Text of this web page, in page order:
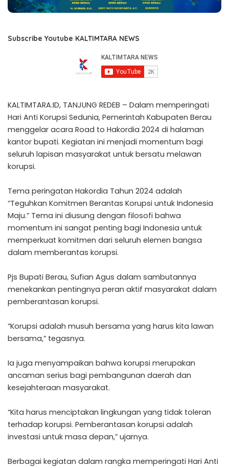
Subscribe Youtube KALTIMTARA NEWS
KALTIMTARA.ID, TANJUNG REDEB – Dalam memperingati
Hari Anti Korupsi Sedunia, Pemerintah Kabupaten Berau
menggelar acara Road to Hakordia 2024 di halaman
kantor bupati. Kegiatan ini menjadi momentum bagi
seluruh lapisan masyarakat untuk bersatu melawan
korupsi.
Tema peringatan Hakordia Tahun 2024 adalah
“Teguhkan Komitmen Berantas Korupsi untuk Indonesia
Maju.” Tema ini diusung dengan filosofi bahwa
momentum ini sangat penting bagi Indonesia untuk
memperkuat komitmen dari seluruh elemen bangsa
dalam memberantas korupsi.
Pjs Bupati Berau, Sufian Agus dalam sambutannya
menekankan pentingnya peran aktif masyarakat dalam
pemberantasan korupsi.
“Korupsi adalah musuh bersama yang harus kita lawan
bersama,” tegasnya.
Ia juga menyampaikan bahwa korupsi merupakan
ancaman serius bagi pembangunan daerah dan
kesejahteraan masyarakat.
“Kita harus menciptakan lingkungan yang tidak toleran
terhadap korupsi. Pemberantasan korupsi adalah
investasi untuk masa depan,” ujarnya.
Berbagai kegiatan dalam rangka memperingati Hari Anti